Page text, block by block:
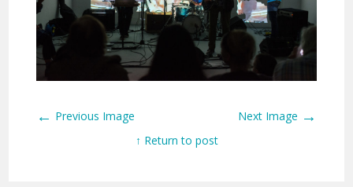
← Previous Image Next Image →
↑ Return to post